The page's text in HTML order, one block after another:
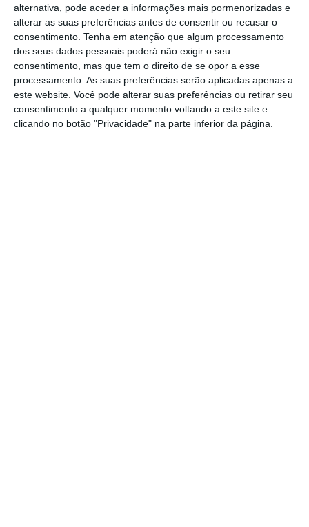
alternativa, pode aceder a informações mais pormenorizadas e
alterar as suas preferências antes de consentir ou recusar o
consentimento. Tenha em atenção que algum processamento
dos seus dados pessoais poderá não exigir o seu
consentimento, mas que tem o direito de se opor a esse
processamento. As suas preferências serão aplicadas apenas a
este website. Você pode alterar suas preferências ou retirar seu
consentimento a qualquer momento voltando a este site e
clicando no botão "Privacidade" na parte inferior da página.
Já repeti umas três ou quatro vezes e não
saio daqui! O que posso fazer?
Obrigado pela vossa ajuda,
Fernando Castro